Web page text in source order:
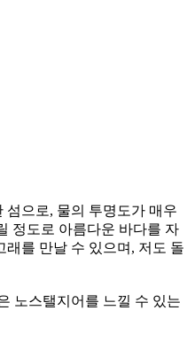
섬으로, 물의 투명도가 매우
정도로 아름다운 바다를 자
래를 만날 수 있으며, 저도 돌
노스탤지어를 느낄 수 있는